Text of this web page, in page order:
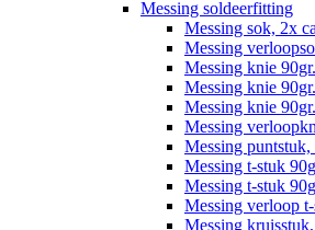
Messing soldeerfitting
Messing sok, 2x
Messing
Messing knie
Messing knie
Messing knie
Messing
Messing
Messing t-stuk
Messing t-stuk
Messing verloop
Messing